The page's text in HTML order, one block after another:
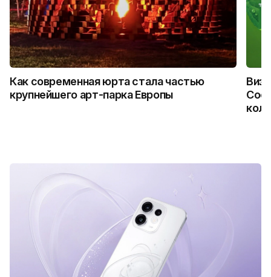
Как современная юрта стала частью
крупнейшего арт-парка Европы